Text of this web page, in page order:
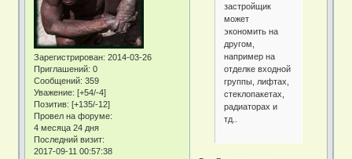
Зарегистрирован: 2014-03-26
Приглашений: 0
Сообщений: 359
Уважение: [+54/-4]
Позитив: [+135/-12]
Провел на форуме:
4 месяца 24 дня
Последний визит:
2017-09-11 00:57:38
застройщик
может
экономить на
другом,
например на
отделке входной
группы, лифтах,
стеклопакетах,
радиаторах и
тд..